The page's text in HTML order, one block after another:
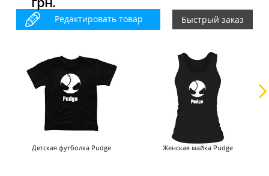
Редактировать товар Быстрый заказ
Детская футболка Pudge Женская майка Pudge